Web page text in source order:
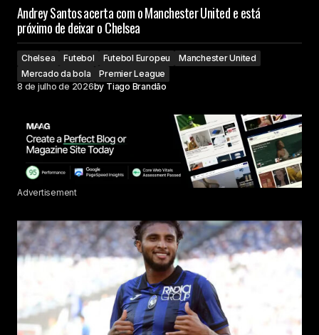
Andrey Santos acerta com o Manchester United e está
próximo de deixar o Chelsea
Chelsea Futebol Futebol Europeu
Manchester United
Mercado da bola
Premier League
8 de julho de 2026by Tiago Brandão
Advertisement